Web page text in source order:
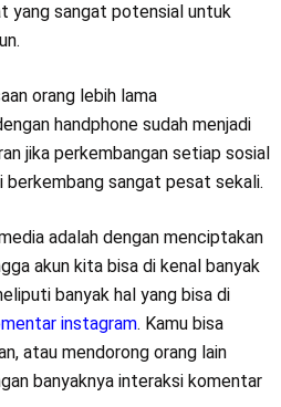
yang sangat potensial untuk
orang lebih lama
handphone sudah menjadi
jika perkembangan setiap sosial
berkembang sangat pesat sekali.
adalah dengan menciptakan
akun kita bisa di kenal banyak
banyak hal yang bisa di
instagram. Kamu bisa
atau mendorong orang lain
banyaknya interaksi komentar